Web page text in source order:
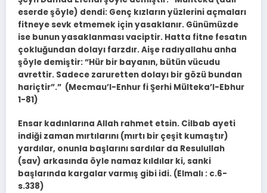
eserde şöyle) dendi: Genç kızların yüzlerini açmaları
fitneye sevk etmemek için yasaklanır. Günümüzde
ise bunun yasaklanması vaciptir. Hatta fitne fesatın
çokluğundan dolayı farzdır. Aişe radıyallahu anha
şöyle demiştir: “Hür bir bayanın, bütün vücudu
avrettir. Sadece zaruretten dolayı bir gözü bundan
hariçtir”.” (Mecmau’l-Enhur fi Şerhi Mülteka’l-Ebhur
1-81)
Ensar kadınlarına Allah rahmet etsin. Cilbab ayeti
indiği zaman mırtılarını (mırtı bir çeşit kumaştır)
yardılar, onunla başlarını sardılar da Resulullah
(sav) arkasında öyle namaz kıldılar ki, sanki
başlarında kargalar varmış gibi idi. (Elmalı : c.6-
s.338)